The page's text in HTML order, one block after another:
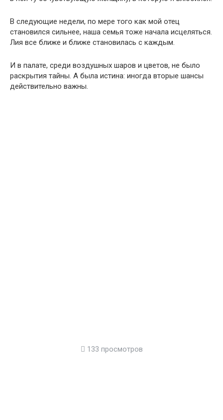
В следующие недели, по мере того как мой отец
становился сильнее, наша семья тоже начала исцеляться.
Лия все ближе и ближе становилась с каждым.
И в палате, среди воздушных шаров и цветов, не было
раскрытия тайны. А была истина: иногда вторые шансы
действительно важны.
133 просмотров